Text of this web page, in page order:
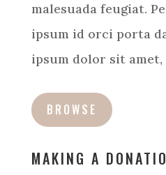
malesuada feugiat.
ipsum id orci porta
ipsum dolor sit
BROWSE
MAKING A